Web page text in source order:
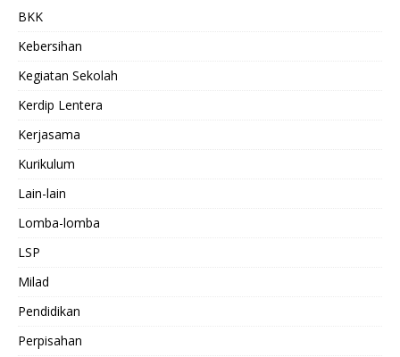
BKK
Kebersihan
Kegiatan Sekolah
Kerdip Lentera
Kerjasama
Kurikulum
Lain-lain
Lomba-lomba
LSP
Milad
Pendidikan
Perpisahan